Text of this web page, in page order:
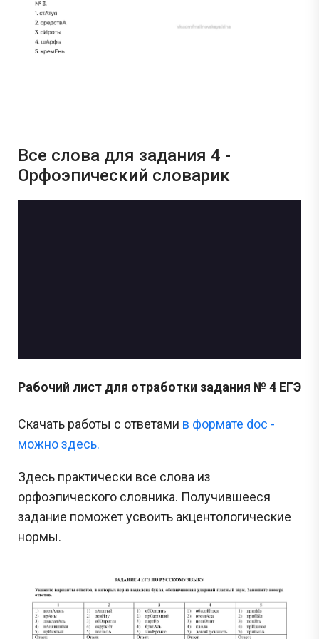
Все слова для задания 4 -
Орфоэпический словарик
Рабочий лист для отработки задания № 4 ЕГЭ
Скачать работы с ответами в формате doc -
можно здесь.
Здесь практически все слова из
орфоэпического словника. Получившееся
задание поможет усвоить акцентологические
нормы.
Подпишись и получай бесплатно
Перейти